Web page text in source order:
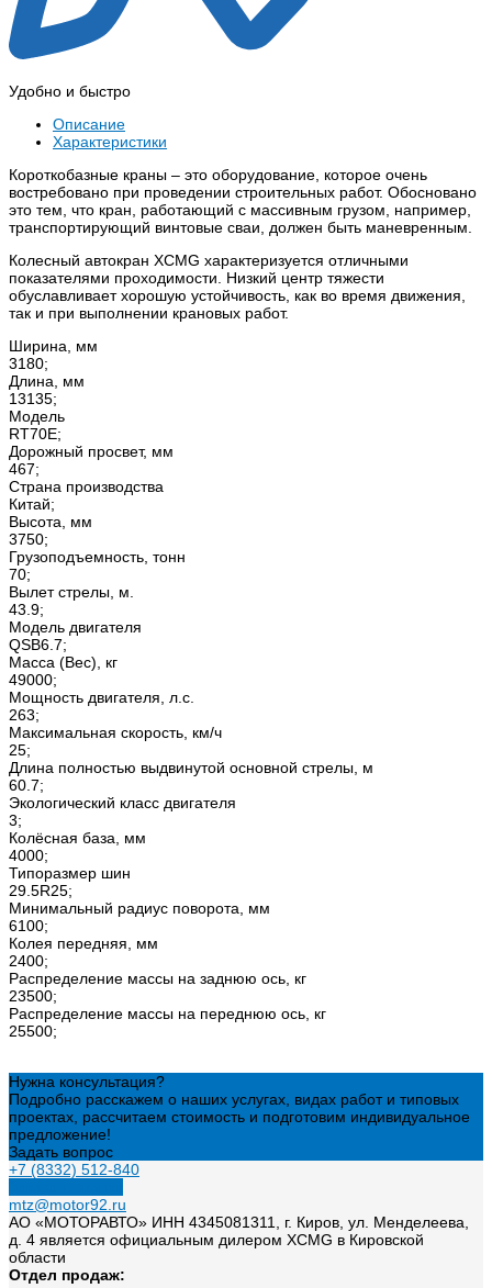
Удобно и быстро
Описание
Характеристики
Короткобазные краны – это оборудование, которое очень
востребовано при проведении строительных работ. Обосновано
это тем, что кран, работающий с массивным грузом, например,
транспортирующий винтовые сваи, должен быть маневренным.
Колесный автокран XCMG характеризуется отличными
показателями проходимости. Низкий центр тяжести
обуславливает хорошую устойчивость, как во время движения,
так и при выполнении крановых работ.
Ширина, мм
3180;
Длина, мм
13135;
Модель
RT70E;
Дорожный просвет, мм
467;
Страна производства
Китай;
Высота, мм
3750;
Грузоподъемность, тонн
70;
Вылет стрелы, м.
43.9;
Модель двигателя
QSB6.7;
Масса (Вес), кг
49000;
Мощность двигателя, л.с.
263;
Максимальная скорость, км/ч
25;
Длина полностью выдвинутой основной стрелы, м
60.7;
Экологический класс двигателя
3;
Колёсная база, мм
4000;
Типоразмер шин
29.5R25;
Минимальный радиус поворота, мм
6100;
Колея передняя, мм
2400;
Распределение массы на заднюю ось, кг
23500;
Распределение массы на переднюю ось, кг
25500;
Нужна консультация?
Подробно расскажем о наших услугах, видах работ и типовых
проектах, рассчитаем стоимость и подготовим индивидуальное
предложение!
Задать вопрос
+7 (8332) 512-840
mtz@motor92.ru
АО «МОТОРАВТО» ИНН 4345081311, г. Киров, ул. Менделеева,
д. 4 является официальным дилером XCMG в Кировской
области
Отдел продаж: